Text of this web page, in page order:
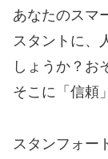
あなたのスマ
スタントに、
しょうか？お
そこに「信頼
スタンフォー